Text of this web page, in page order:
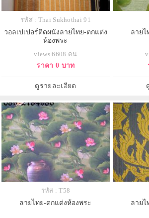
รหัส : Thai Sukhothai 91
วอลเปเปอร์ติดผนังลายไทย-ตกแต่ง
ห้องพระ
views 6608 คน
ราคา 0 บาท
ดูรายละเอียด
ลายไ
รหัส : T58
ลายไทย-ตกแต่งห้องพระ
ลายไ